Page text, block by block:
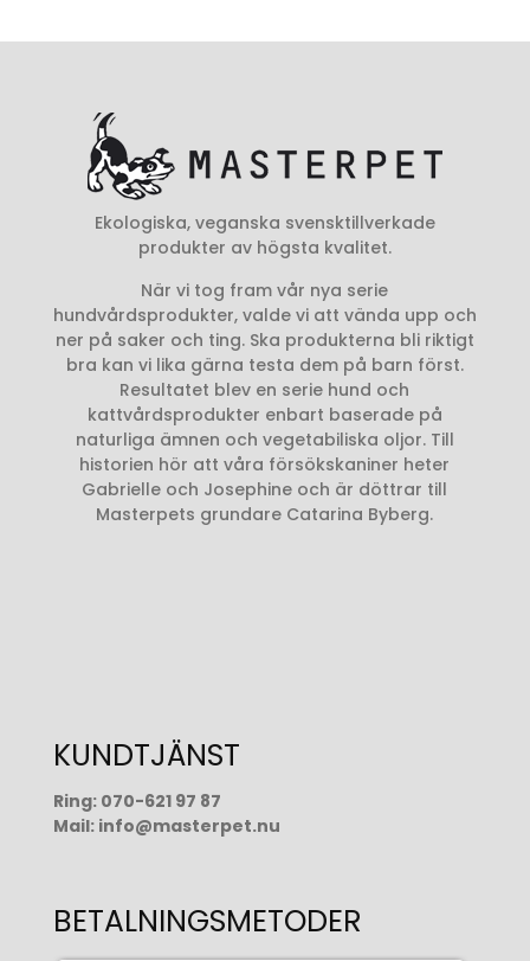
Ekologiska, veganska svensktillverkade
produkter av högsta kvalitet.
När vi tog fram vår nya serie
hundvårdsprodukter, valde vi att vända upp och
ner på saker och ting. Ska produkterna bli riktigt
bra kan vi lika gärna testa dem på barn först.
Resultatet blev en serie hund och
kattvårdsprodukter enbart baserade på
naturliga ämnen och vegetabiliska oljor. Till
historien hör att våra försökskaniner heter
Gabrielle och Josephine och är döttrar till
Masterpets grundare Catarina Byberg.
KUNDTJÄNST
Ring: 070-621 97 87
Mail: info@masterpet.nu
BETALNINGSMETODER